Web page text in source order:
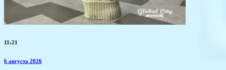
11:21
6 августа 2026